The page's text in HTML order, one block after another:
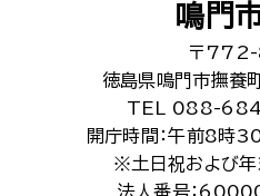
鳴門
〒772-
徳島県鳴門市撫養
TEL 088-684-
開庁時間：午前8時
※土日祝および年
法人番号：